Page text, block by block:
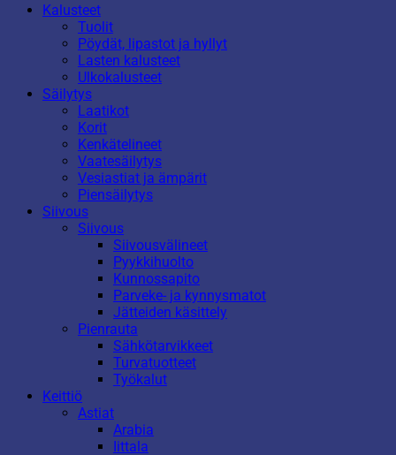
Kalusteet
Tuolit
Pöydät, lipastot ja hyllyt
Lasten kalusteet
Ulkokalusteet
Säilytys
Laatikot
Korit
Kenkätelineet
Vaatesäilytys
Vesiastiat ja ämpärit
Piensäilytys
Siivous
Siivous
Siivousvälineet
Pyykkihuolto
Kunnossapito
Parveke- ja kynnysmatot
Jätteiden käsittely
Pienrauta
Sähkötarvikkeet
Turvatuotteet
Työkalut
Keittiö
Astiat
Arabia
Iittala